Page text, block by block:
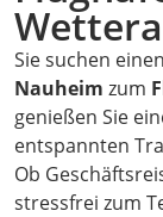
Sie suchen
Nauheim zum
genießen Sie
entspannten
Ob
stressfrei zum